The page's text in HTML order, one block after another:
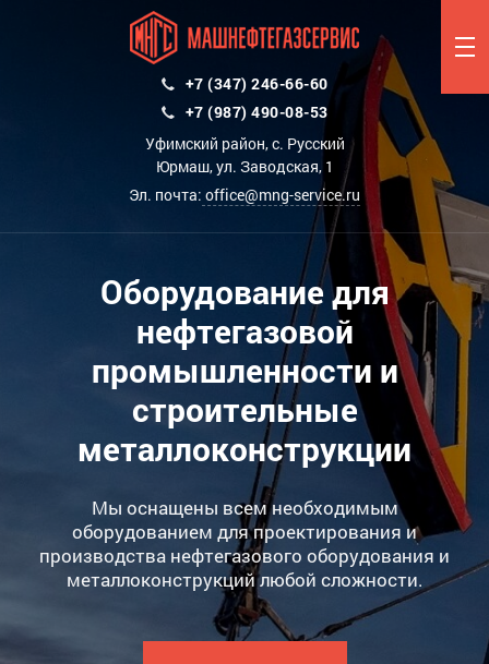
+7 (347) 246-66-60
+7 (987) 490-08-53
Уфимский район, с. Русский
Юрмаш, ул. Заводская, 1
Эл. почта: office@mng-service.ru
Оборудование для
нефтегазовой
промышленности и
строительные
металлоконструкции
Мы оснащены всем необходимым
оборудованием для проектирования и
производства нефтегазового оборудования и
металлоконструкций любой сложности.